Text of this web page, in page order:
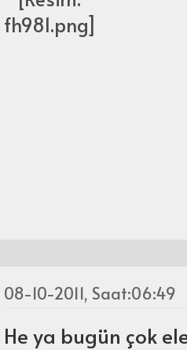
08-10-2011, Saat:06:49
He ya bugün çok